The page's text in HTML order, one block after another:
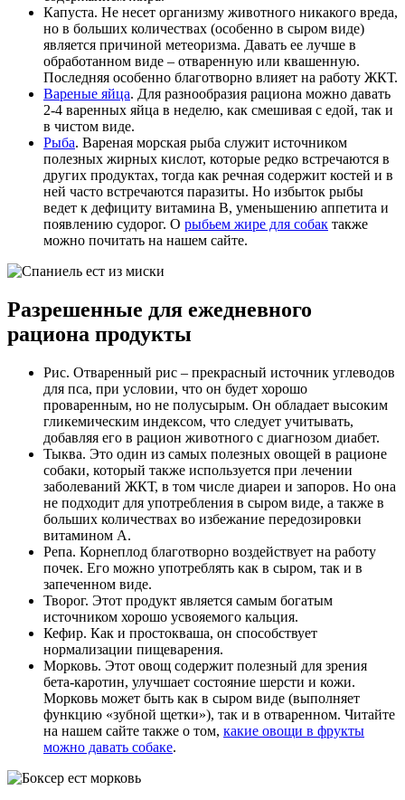
Капуста. Не несет организму животного никакого вреда,
но в больших количествах (особенно в сыром виде)
является причиной метеоризма. Давать ее лучше в
обработанном виде – отваренную или квашенную.
Последняя особенно благотворно влияет на работу ЖКТ.
Вареные яйца. Для разнообразия рациона можно давать
2-4 варенных яйца в неделю, как смешивая с едой, так и
в чистом виде.
Рыба. Вареная морская рыба служит источником
полезных жирных кислот, которые редко встречаются в
других продуктах, тогда как речная содержит костей и в
ней часто встречаются паразиты. Но избыток рыбы
ведет к дефициту витамина В, уменьшению аппетита и
появлению судорог. О рыбьем жире для собак также
можно почитать на нашем сайте.
Разрешенные для ежедневного
рациона продукты
Рис. Отваренный рис – прекрасный источник углеводов
для пса, при условии, что он будет хорошо
проваренным, но не полусырым. Он обладает высоким
гликемическим индексом, что следует учитывать,
добавляя его в рацион животного с диагнозом диабет.
Тыква. Это один из самых полезных овощей в рационе
собаки, который также используется при лечении
заболеваний ЖКТ, в том числе диареи и запоров. Но она
не подходит для употребления в сыром виде, а также в
больших количествах во избежание передозировки
витамином А.
Репа. Корнеплод благотворно воздействует на работу
почек. Его можно употреблять как в сыром, так и в
запеченном виде.
Творог. Этот продукт является самым богатым
источником хорошо усвояемого кальция.
Кефир. Как и простокваша, он способствует
нормализации пищеварения.
Морковь. Этот овощ содержит полезный для зрения
бета-каротин, улучшает состояние шерсти и кожи.
Морковь может быть как в сыром виде (выполняет
функцию «зубной щетки»), так и в отваренном. Читайте
на нашем сайте также о том, какие овощи в фрукты
можно давать собаке.